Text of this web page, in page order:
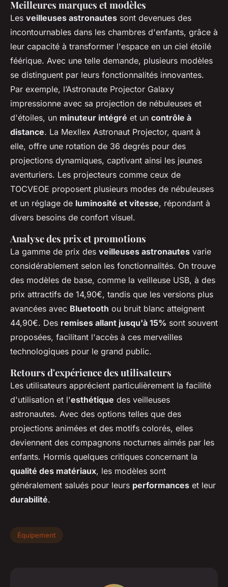
Meilleures marques et modèles
Les veilleuses astronautes sont devenues des
incontournables dans les chambres d'enfants, grâce à
leur capacité à transformer l'espace en un ciel étoilé
féérique. Avec une telle demande, plusieurs modèles
se distinguent par leurs fonctionnalités innovantes.
Par exemple, l’Astronaute Projector Galaxy
impressionne avec sa projection de nébuleuses et
d'étoiles, un minuteur intégré et un contrôle à
distance. La Mexllex Astronaut Projector, quant à
elle, offre une rotation de 36 degrés pour des
projections dynamiques, captivant ainsi les jeunes
aventuriers. Les projecteurs comme ceux de
TOCVEOE proposent plusieurs modes de nébuleuses
et un réglage de luminosité et vitesse, répondant à
divers besoins de confort visuel.
Analyse des prix et promotions
La gamme de prix des veilleuses astronautes varie
considérablement selon les fonctionnalités. On trouve
des modèles de base, comme la veilleuse USB, à des
prix attractifs de 14,90€, tandis que les versions plus
avancées avec Bluetooth ou bruit blanc atteignent
44,90€. Des remises allant jusqu'à 15% sont souvent
proposées, facilitant l'accès à ces merveilles
technologiques pour le grand public.
Retours d'expérience des utilisateurs
Les utilisateurs apprécient particulièrement la facilité
d'utilisation et l'esthétique des veilleuses
astronautes. Avec des options telles que des
projections animées et des motifs colorés, elles
deviennent des compagnons nocturnes aimés par les
enfants. Hormis quelques critiques concernant la
qualité des matériaux, les modèles sont
généralement salués pour leurs performances et leur
durabilité.
Équipement